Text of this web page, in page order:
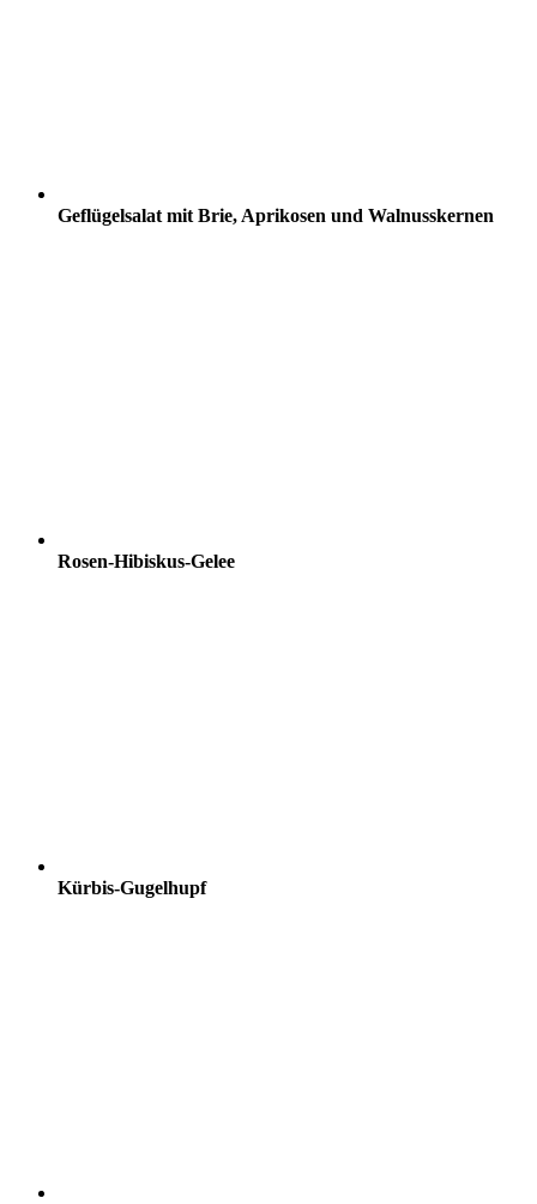
Geflügelsalat mit Brie, Aprikosen und Walnusskernen
Rosen-Hibiskus-Gelee
Kürbis-Gugelhupf